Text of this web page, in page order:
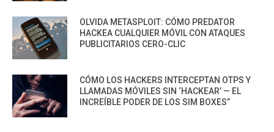
OLVIDA METASPLOIT: CÓMO PREDATOR
HACKEA CUALQUIER MÓVIL CON ATAQUES
PUBLICITARIOS CERO-CLIC
CÓMO LOS HACKERS INTERCEPTAN OTPS Y
LLAMADAS MÓVILES SIN ‘HACKEAR’ — EL
INCREÍBLE PODER DE LOS SIM BOXES”